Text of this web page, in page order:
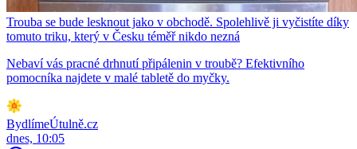
Trouba se bude lesknout jako v obchodě. Spolehlivě ji vyčistíte díky
tomuto triku, který v Česku téměř nikdo nezná
Nebaví vás pracné drhnutí připálenin v troubě? Efektivního
pomocníka najdete v malé tabletě do myčky.
BydlímeÚtulně.cz
dnes, 10:05